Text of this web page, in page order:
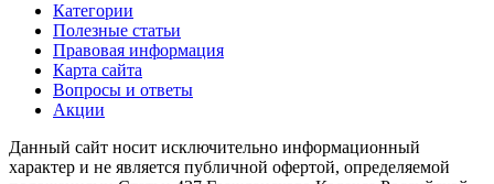
Категории
Полезные статьи
Правовая информация
Карта сайта
Вопросы и ответы
Акции
Данный сайт носит исключительно информационный
характер и не является публичной офертой, определяемой